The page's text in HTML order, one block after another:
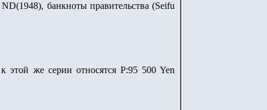
банкноты правительства (Seifu
же серии относятся P:95 500 Yen